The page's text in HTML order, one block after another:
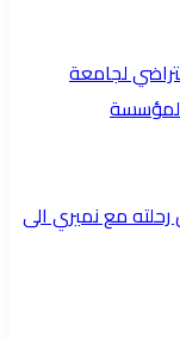
لجامعة
مع نميري الى